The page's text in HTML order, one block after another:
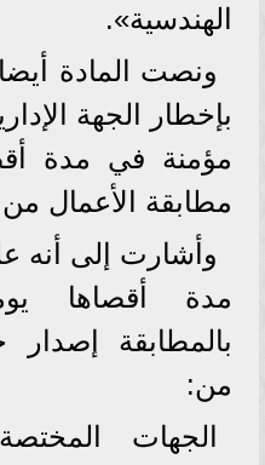
الهندسية».
ونصت المادة
بإخطار الجهة
مطابقة الأعمال
وأشارت إلى أنه
مدة أقصاها
بالمطابقة
من:
الجهات